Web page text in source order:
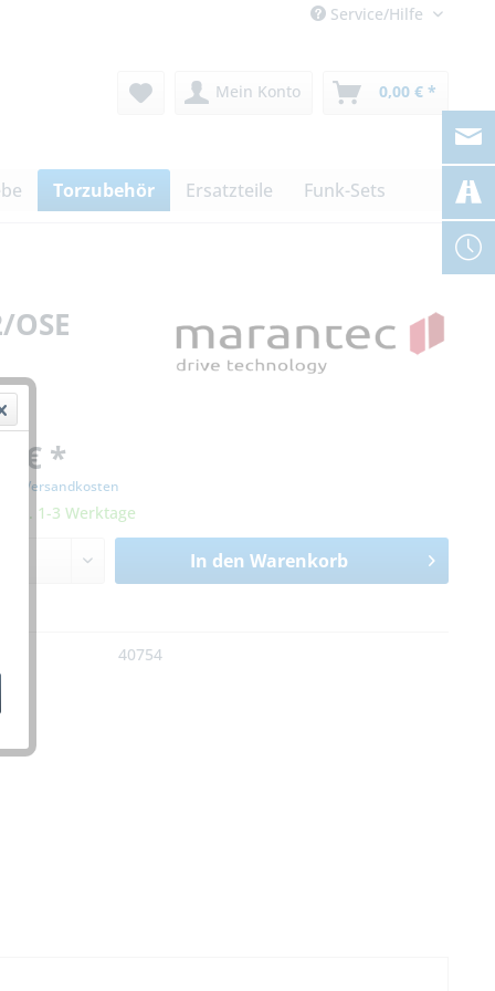
Service/Hilfe
Mein Konto 0,00 € *
Torzubehör Ersatzteile Funk-Sets
€ *
zzgl. Versandkosten
ca. 1-3 Werktage
In den Warenkorb
40754